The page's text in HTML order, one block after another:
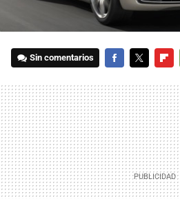
Sin comentarios